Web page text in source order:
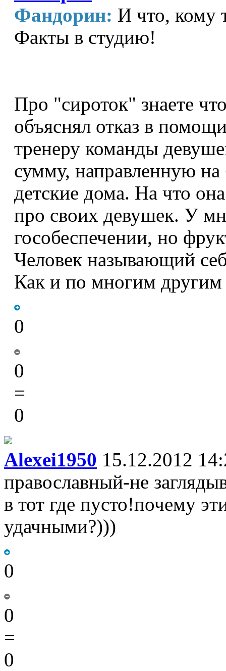
Фандорин: И что, кому
Факты в студию!
Про "сироток" знаете
объяснял отказ в
тренеру команды
сумму, направленную на
детские дома. На что
про своих девушек. У
гособеспечении, но
Человек называющий
Как и по многим другим
0
0
=
0
Alexei1950 15.12.2012
православный-не
в тот где пусто!почему
удачными?)))
0
0
=
0